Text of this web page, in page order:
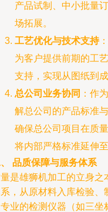
产品试制、中小批量
场拓展。
工艺优化与技术支持
为客户提供前期的工
支持，实现从图纸到
总公司业务协同 ：作
解总公司的产品标准
确保总公司项目在质
将内部严格标准延伸
品质保障与服务体系
是雄狮机加工的立身
，从原材料入库检验
业的检测仪器（如三